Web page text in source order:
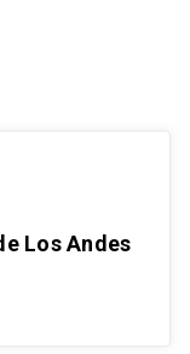
Los Andes